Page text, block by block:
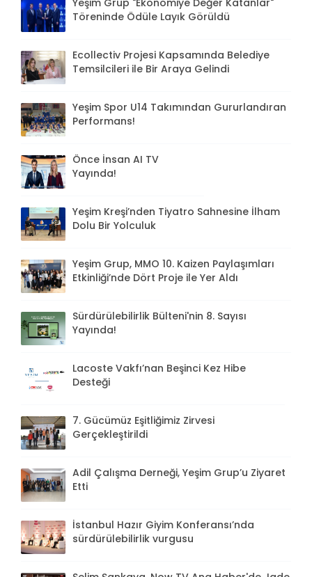
Yeşim Grup "Ekonomiye Değer Katanlar"
Töreninde Ödüle Layık Görüldü
Ecollectiv Projesi Kapsamında Belediye
Temsilcileri ile Bir Araya Gelindi
Yeşim Spor U14 Takımından Gururlandıran
Performans!
Önce İnsan AI TV
Yayında!
Yeşim Kreşi’nden Tiyatro Sahnesine İlham
Dolu Bir Yolculuk
Yeşim Grup, MMO 10. Kaizen Paylaşımları
Etkinliği’nde Dört Proje ile Yer Aldı
Sürdürülebilirlik Bülteni'nin 8. Sayısı
Yayında!
Lacoste Vakfı’nan Beşinci Kez Hibe
Desteği
7. Gücümüz Eşitliğimiz Zirvesi
Gerçekleştirildi
Adil Çalışma Derneği, Yeşim Grup’u Ziyaret
Etti
İstanbul Hazır Giyim Konferansı’nda
sürdürülebilirlik vurgusu